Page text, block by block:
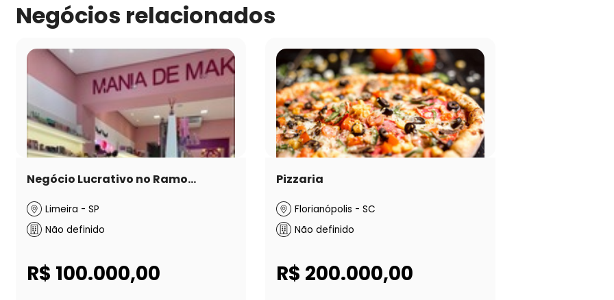
Negócios relacionados
Negócio Lucrativo no Ramo...
Limeira - SP
Não definido
R$ 100.000,00
Pizzaria
Florianópolis - SC
Não definido
R$ 200.000,00